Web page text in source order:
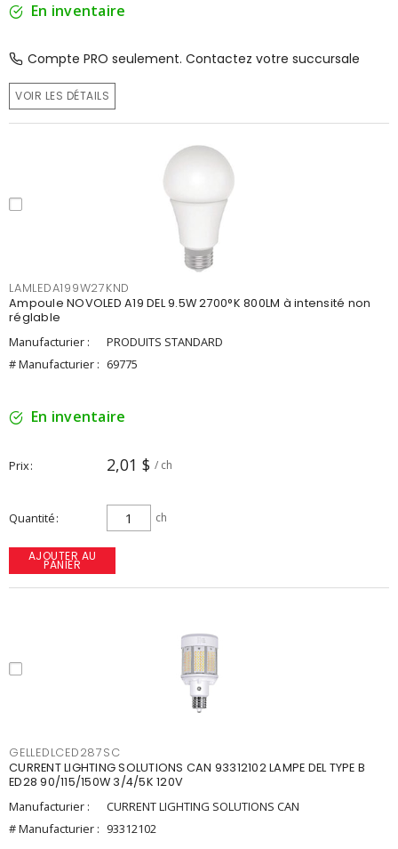
En inventaire
Compte PRO seulement. Contactez votre succursale
VOIR LES DÉTAILS
LAMLEDA199W27KND
Ampoule NOVOLED A19 DEL 9.5W 2700°K 800LM à intensité non
réglable
Manufacturier :
PRODUITS STANDARD
# Manufacturier : 69775
En inventaire
Prix 2,01 $ / ch
Quantité ch
AJOUTER AU
PANIER
GELLEDLCED287SC
CURRENT LIGHTING SOLUTIONS CAN 93312102 LAMPE DEL TYPE B
ED28 90/115/150W 3/4/5K 120V
Manufacturier :
CURRENT LIGHTING SOLUTIONS CAN
# Manufacturier : 93312102